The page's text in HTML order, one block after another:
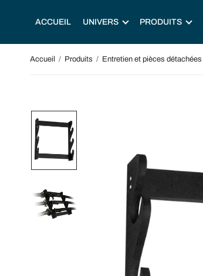
ACCUEIL UNIVERS PRODUITS
Accueil / Produits / Entretien et pièces détachées